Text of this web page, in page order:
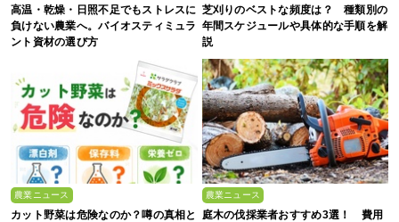
高温・乾燥・日照不足でもストレスに
負けない農業へ。バイオスティミュラ
ント資材の選び方
芝刈りのベストな頻度は？ 種類別の
年間スケジュールや具体的な手順を解
説
農業ニュース
カット野菜は危険なのか？噂の真相と
農業ニュース
庭木の伐採業者おすすめ3選！ 費用